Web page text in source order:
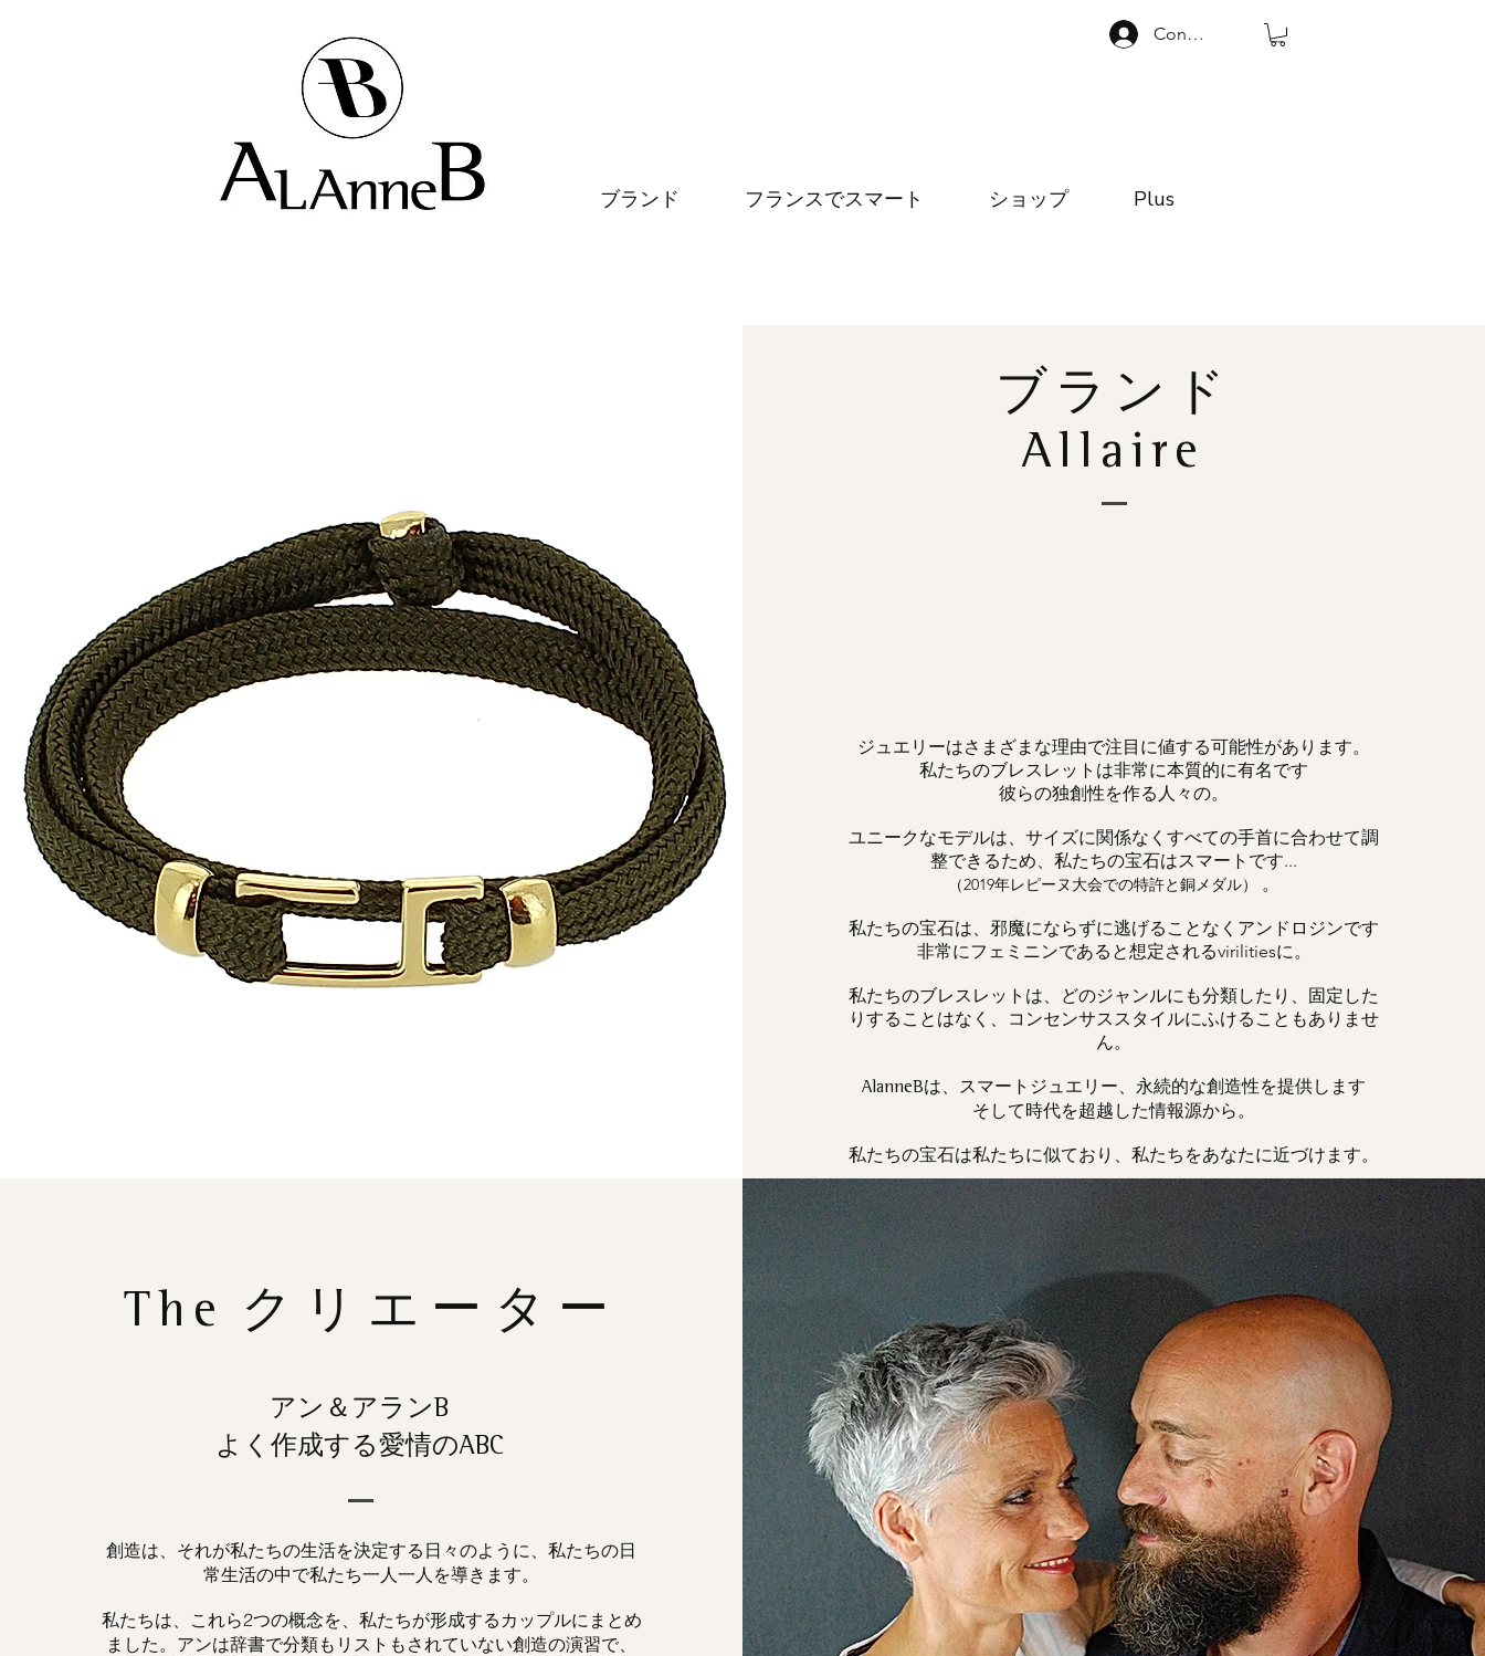
Connexion
ブランド フランスでスマート ショップ Plus
ブランド
Allaire
ジュエリーはさまざまな理由で注目に値する可能性があります。
私たちのブレスレットは非常に本質的に有名です
彼らの独創性を作る人々の。
ユニークなモデルは、サイズに関係なくすべての手首に合わせて調
整できるため、私たちの宝石はスマートです...
（2019年レピーヌ大会での特許と銅メダル） 。
私たちの宝石は、邪魔にならずに逃げることなくアンドロジンです
非常にフェミニンであると想定されるvirilitiesに。
私たちのブレスレットは、どのジャンルにも分類したり、固定した
りすることはなく、コンセンサススタイルにふけることもありませ
ん。
AlanneBは、スマートジュエリー、永続的な創造性を提供します
そして時代を超越した情報源から。
私たちの宝石は私たちに似ており、私たちをあなたに近づけます。
The クリエーター
アン＆アランB
よく作成する愛情のABC
創造は、それが私たちの生活を決定する日々のように、私たちの日
常生活の中で私たち一人一人を導きます。
私たちは、これら2つの概念を、私たちが形成するカップルにまとめ
ました。アンは辞書で分類もリストもされていない創造の演習で、